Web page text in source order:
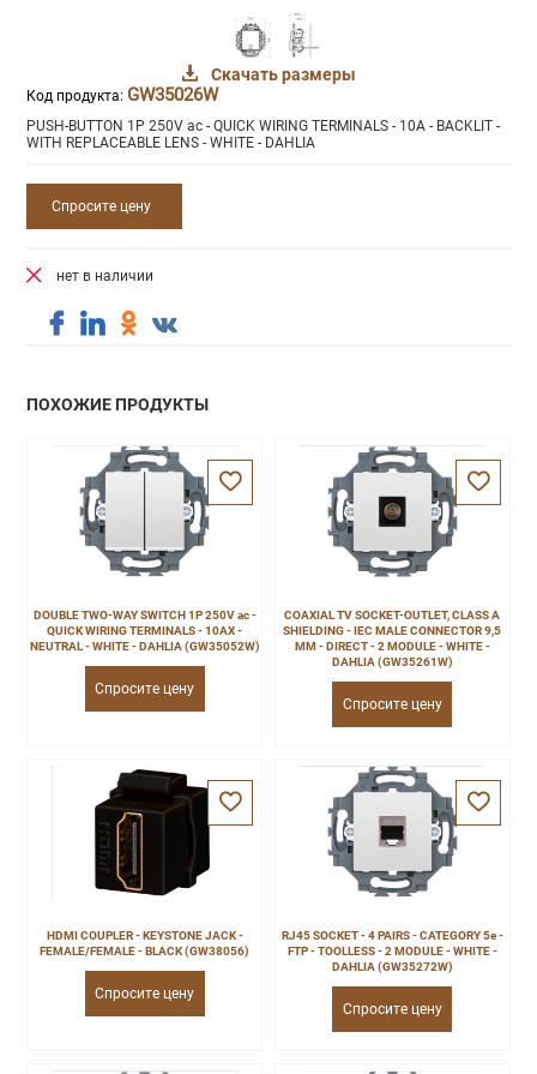
Скачать размеры
Код продукта: GW35026W
PUSH-BUTTON 1P 250V ac - QUICK WIRING TERMINALS - 10A - BACKLIT -
WITH REPLACEABLE LENS - WHITE - DAHLIA
Спросите цену
нет в наличии
ПОХОЖИЕ ПРОДУКТЫ
DOUBLE TWO-WAY SWITCH 1P 250V ac -
QUICK WIRING TERMINALS - 10AX -
NEUTRAL - WHITE - DAHLIA (GW35052W)
Спросите цену
COAXIAL TV SOCKET-OUTLET, CLASS A
SHIELDING - IEC MALE CONNECTOR 9,5
MM - DIRECT - 2 MODULE - WHITE -
DAHLIA (GW35261W)
Спросите цену
HDMI COUPLER - KEYSTONE JACK -
FEMALE/FEMALE - BLACK (GW38056)
Спросите цену
RJ45 SOCKET - 4 PAIRS - CATEGORY 5e -
FTP - TOOLLESS - 2 MODULE - WHITE -
DAHLIA (GW35272W)
Спросите цену